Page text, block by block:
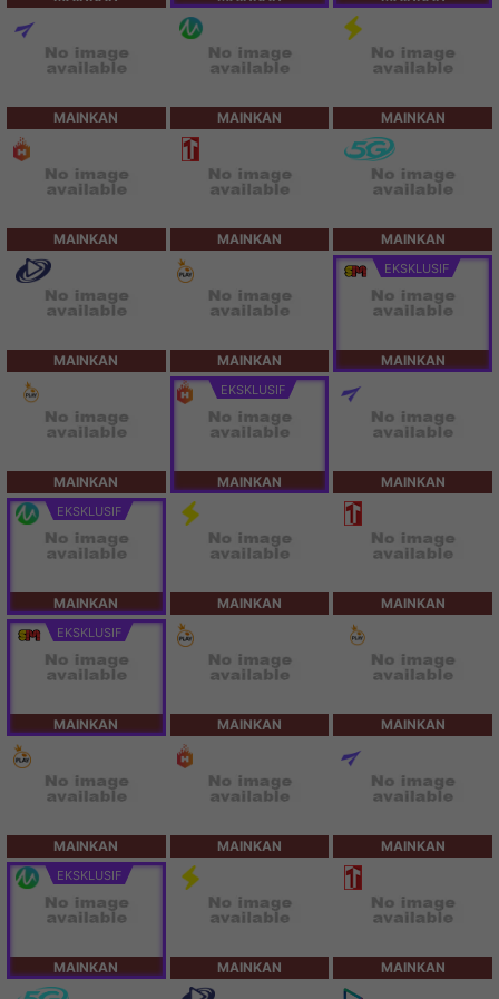
MAINKAN MAINKAN MAINKAN
MAINKAN MAINKAN MAINKAN
MAINKAN MAINKAN
EKSKLUSIF
MAINKAN
MAINKAN
EKSKLUSIF
MAINKAN MAINKAN
EKSKLUSIF
MAINKAN MAINKAN MAINKAN
EKSKLUSIF
MAINKAN MAINKAN MAINKAN
MAINKAN MAINKAN MAINKAN
EKSKLUSIF
MAINKAN MAINKAN MAINKAN